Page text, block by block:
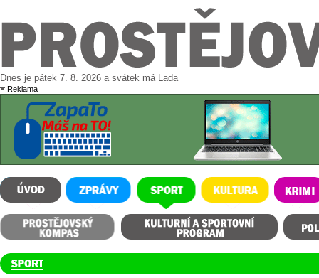
Dnes je pátek 7. 8. 2026 a svátek má Lada
Reklama
ÚVOD ZPRÁVY SPORT KULTURA KRIMI
Prostějovský kompas